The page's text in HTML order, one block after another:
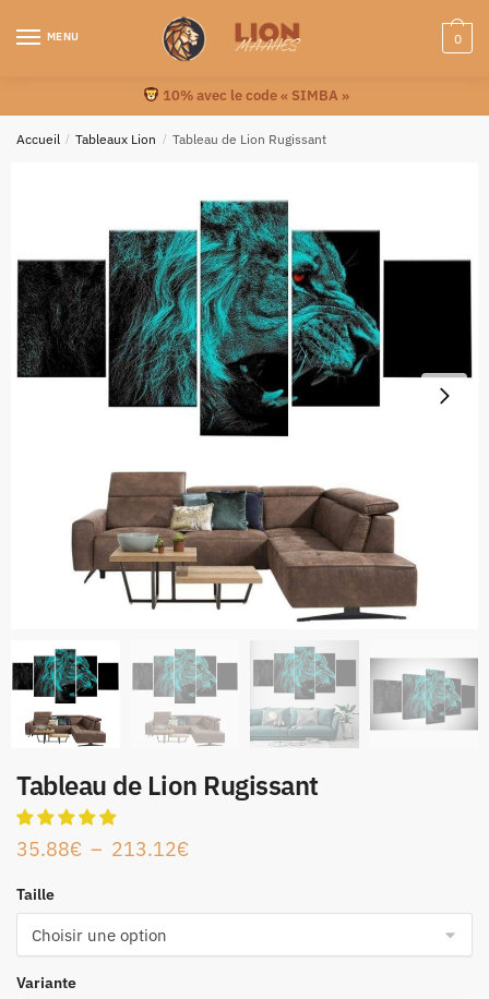
MENU 0
10% avec le code « SIMBA »
Accueil / Tableaux Lion / Tableau de Lion Rugissant
Tableau de Lion Rugissant
35.88€ – 213.12€
Taille
Variante